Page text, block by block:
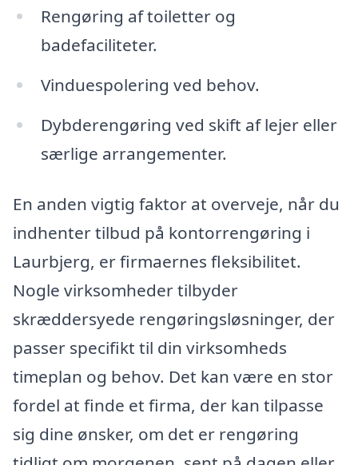
Rengøring af toiletter og
badefaciliteter.
Vinduespolering ved behov.
Dybderengøring ved skift af lejer eller
særlige arrangementer.
En anden vigtig faktor at overveje, når du
indhenter tilbud på kontorrengøring i
Laurbjerg, er firmaernes fleksibilitet.
Nogle virksomheder tilbyder
skræddersyede rengøringsløsninger, der
passer specifikt til din virksomheds
timeplan og behov. Det kan være en stor
fordel at finde et firma, der kan tilpasse
sig dine ønsker, om det er rengøring